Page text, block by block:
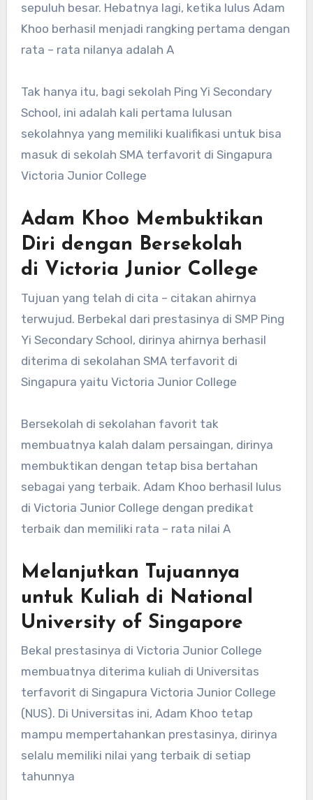
sepuluh besar. Hebatnya lagi, ketika lulus Adam
Khoo berhasil menjadi rangking pertama dengan
rata – rata nilanya adalah A
Tak hanya itu, bagi sekolah Ping Yi Secondary
School, ini adalah kali pertama lulusan
sekolahnya yang memiliki kualifikasi untuk bisa
masuk di sekolah SMA terfavorit di Singapura
Victoria Junior College
Adam Khoo Membuktikan
Diri dengan Bersekolah
di Victoria Junior College
Tujuan yang telah di cita – citakan ahirnya
terwujud. Berbekal dari prestasinya di SMP Ping
Yi Secondary School, dirinya ahirnya berhasil
diterima di sekolahan SMA terfavorit di
Singapura yaitu Victoria Junior College
Bersekolah di sekolahan favorit tak
membuatnya kalah dalam persaingan, dirinya
membuktikan dengan tetap bisa bertahan
sebagai yang terbaik. Adam Khoo berhasil lulus
di Victoria Junior College dengan predikat
terbaik dan memiliki rata – rata nilai A
Melanjutkan Tujuannya
untuk Kuliah di National
University of Singapore
Bekal prestasinya di Victoria Junior College
membuatnya diterima kuliah di Universitas
terfavorit di Singapura Victoria Junior College
(NUS). Di Universitas ini, Adam Khoo tetap
mampu mempertahankan prestasinya, dirinya
selalu memiliki nilai yang terbaik di setiap
tahunnya